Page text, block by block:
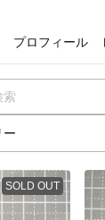
プロフィール
SOLD OUT